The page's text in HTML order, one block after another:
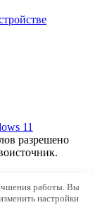
11
разрешено
работы. Вы
настройки